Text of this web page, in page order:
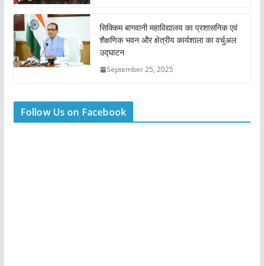
सिक्किम बागवानी महाविद्यालय का प्रशासनिक एवं
शैक्षणिक भवन और क्षेत्रीय कार्यशाला का वर्चुअल
उद्घाटन
September 25, 2025
Follow Us on Facebook